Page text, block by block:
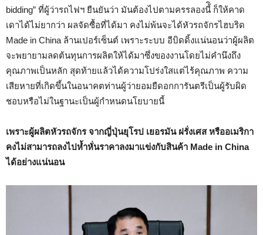
bidding” ที่ผู้ว่ารถไฟฯ ยืนยันว่า มันต้องไปตามครรลองนี้ิ ก็ให้คาด
เดาได้ไม่ยากว่า ผลจัดซื้อที่ได้มา คงไม่พ้นจะได้หัวรถจักรไฮบริด
Made in China ล้านเปอร์เซ็นต์ เพราะระบบ อีบิดดิ้งแน่นอนว่าผู้ผลิต
จะพยายามลดต้นทุนการผลิตให้ได้มาซึ่งของงานโดยไม่คำนึงถึง
คุณภาพเป็นหลัก สุดท้ายแล้วได้ความโปร่งใสแต่ไร้คุณภาพ ความ
เสียหายที่เกิดขึ้นในอนาคตท่านผู้ว่ายอมยืดอกการันตรีเป็นผู้รับผิด
ชอบหรือไม่ในฐานะเป็นผู้กำหนดนโยบายนี้
เพราะผู้ผลิตหัวรถจักร จากญี่ปุ่นยุโรป เยอรมัน ฝรั่งเศส หรืออเมริกา
คงไม่สามารถลงไปห้ำหั่นราคาลงมาแข่งกับสินค้า Made in China
ได้อย่างแน่นอน